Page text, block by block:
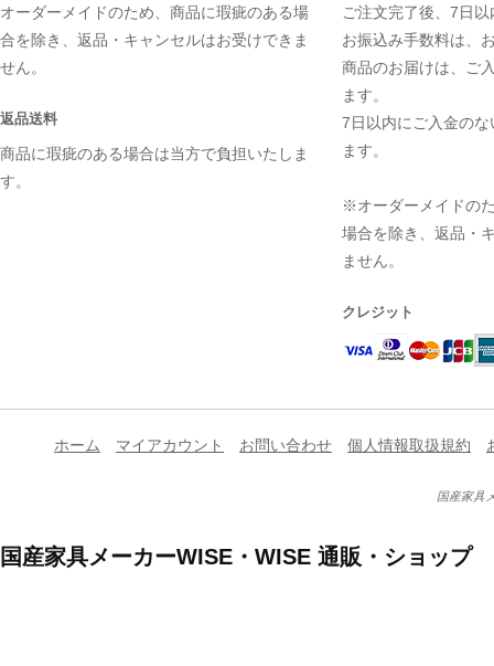
オーダーメイドのため、商品に瑕疵のある場
合を除き、返品・キャンセルはお受けできま
せん。
返品送料
商品に瑕疵のある場合は当方で負担いたしま
す。
ご注文完了後、7日
お振込み手数料は、
商品のお届けは、ご
ます。
7日以内にご入金の
ます。
※オーダーメイドの
場合を除き、返品・
ません。
クレジット
ホーム マイアカウント お問い合わせ 個人情報取扱規約
国産家具
国産家具メーカーWISE・WISE 通販・ショップ